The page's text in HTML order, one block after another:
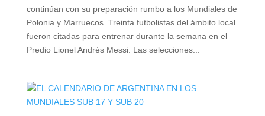
continúan con su preparación rumbo a los Mundiales de
Polonia y Marruecos. Treinta futbolistas del ámbito local
fueron citadas para entrenar durante la semana en el
Predio Lionel Andrés Messi. Las selecciones...